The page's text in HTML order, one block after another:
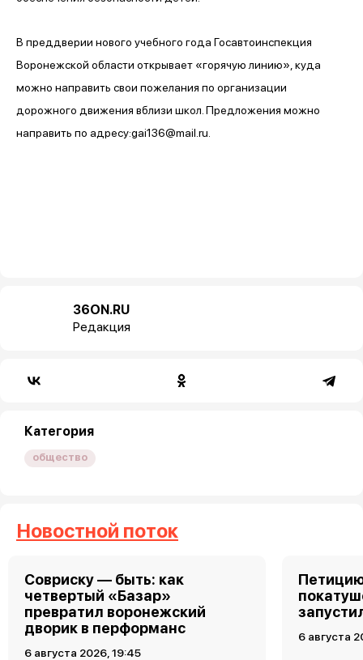
В преддверии нового учебного года Госавтоинспекция
Воронежской области открывает «горячую линию», куда
можно направить свои пожелания по организации
дорожного движения вблизи школ. Предложения можно
направить по адресу:gai136@mail.ru.
36ON.RU
Редакция
Категория
общество
Новостной поток
Совриску — быть: как
четвертый «Базар»
превратил воронежский
дворик в перформанс
6 августа 2026, 19:45
6 августа